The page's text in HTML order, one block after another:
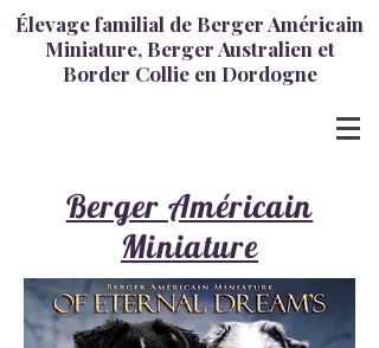
Élevage familial de Berger Américain
Miniature, Berger Australien et
Border Collie en Dordogne
Berger Américain
Miniature